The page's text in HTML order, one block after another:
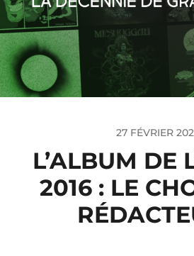
27 FÉVRIER
L’ALBUM DE
2016 : LE